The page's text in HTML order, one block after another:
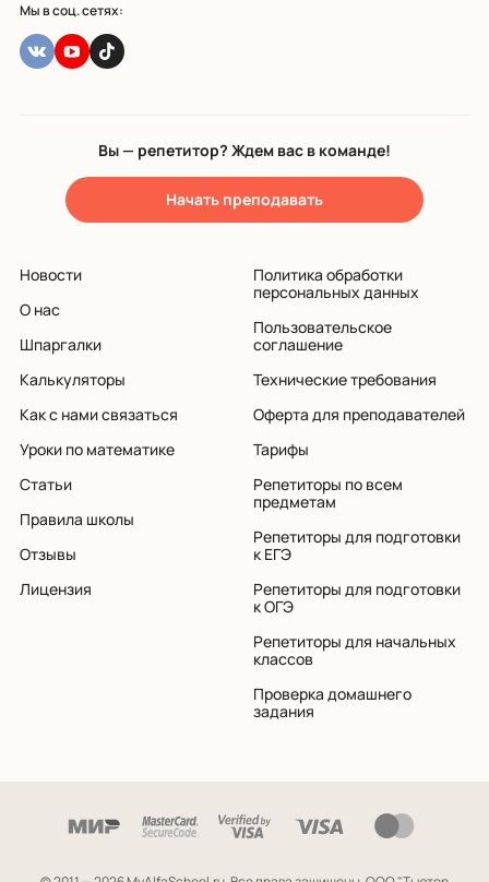
Мы в соц. сетях:
Вы — репетитор? Ждем вас в команде!
Начать преподавать
Новости
О нас
Шпаргалки
Калькуляторы
Как с нами связаться
Уроки по математике
Статьи
Правила школы
Отзывы
Лицензия
Политика обработки
персональных данных
Пользовательское
соглашение
Технические требования
Оферта для преподавателей
Тарифы
Репетиторы по всем
предметам
Репетиторы для подготовки
к ЕГЭ
Репетиторы для подготовки
к ОГЭ
Репетиторы для начальных
классов
Проверка домашнего
задания